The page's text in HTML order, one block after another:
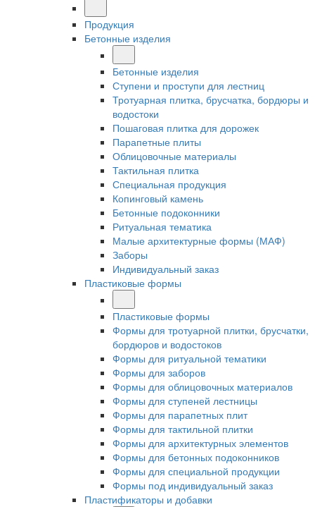
Продукция
Бетонные изделия
Бетонные изделия
Ступени и проступи для лестниц
Тротуарная плитка, брусчатка, бордюры и
водостоки
Пошаговая плитка для дорожек
Парапетные плиты
Облицовочные материалы
Тактильная плитка
Специальная продукция
Копинговый камень
Бетонные подоконники
Ритуальная тематика
Малые архитектурные формы (МАФ)
Заборы
Индивидуальный заказ
Пластиковые формы
Пластиковые формы
Формы для тротуарной плитки, брусчатки,
бордюров и водостоков
Формы для ритуальной тематики
Формы для заборов
Формы для облицовочных материалов
Формы для ступеней лестницы
Формы для парапетных плит
Формы для тактильной плитки
Формы для архитектурных элементов
Формы для бетонных подоконников
Формы для специальной продукции
Формы под индивидуальный заказ
Пластификаторы и добавки